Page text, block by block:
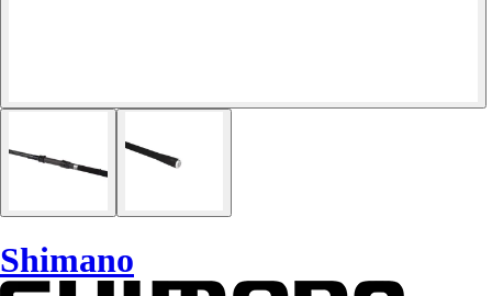
Shimano